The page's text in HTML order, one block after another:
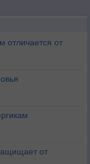
отличается от
от